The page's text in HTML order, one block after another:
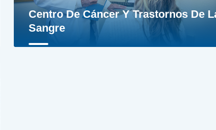
Centro De Cáncer Y Trastornos De
Sangre